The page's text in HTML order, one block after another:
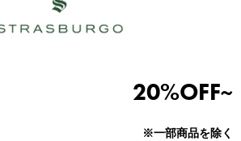
20%OFF~
※一部商品を除く